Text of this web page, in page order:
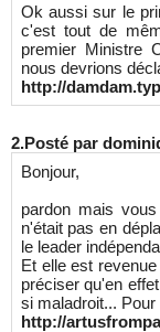
Ok aussi sur le
c'est tout de
premier Ministre
nous devrions
http://
2.Posté par
Bonjour,
pardon mais
n'était pas en
le leader
Et elle est
préciser qu'en
si maladroit... Pour
http://